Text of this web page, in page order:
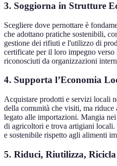
3. Soggiorna in Strutture
Scegliere dove pernottare è
che adottano pratiche sostenibili,
gestione dei rifiuti e l'utilizzo di
certificate per il loro impegno
riconosciuti da organizzazioni
4. Supporta l’Economia
Acquistare prodotti e servizi locali
della comunità che visiti, ma riduce
legato alle importazioni. Mangia
di agricoltori e trova artigiani locali.
e sostenibile rispetto agli alimenti
5. Riduci, Riutilizza, Ricicla